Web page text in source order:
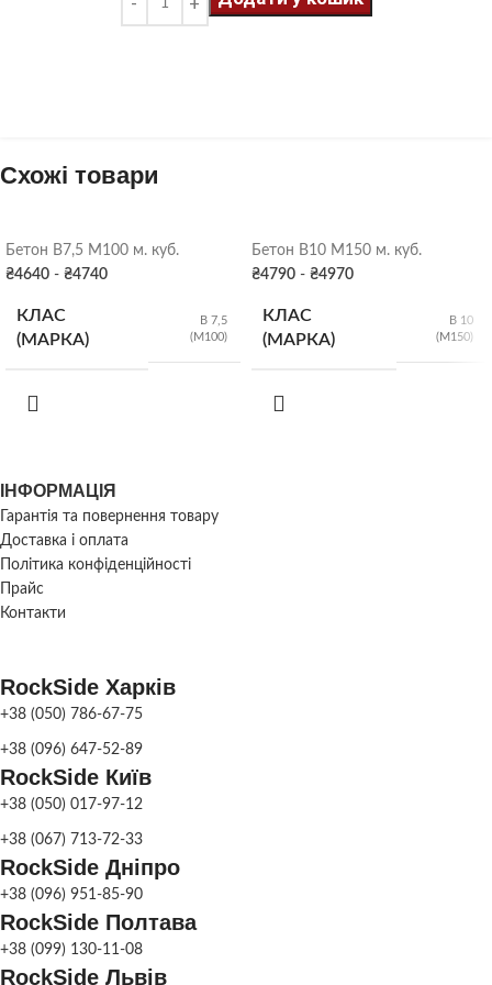
Схожі товари
Бетон B7,5 М100 м. куб.
₴4640 - ₴4740
КЛАС
(МАРКА)
B 7,5
(М100)
Бетон B10 М150 м. куб.
₴4790 - ₴4970
КЛАС
(МАРКА)
B 10
(М150)
ІНФОРМАЦІЯ
Гарантія та повернення товару
Доставка і оплата
Політика конфіденційності
Прайс
Контакти
RockSide Харків
+38 (050) 786-67-75
+38 (096) 647-52-89
RockSide Київ
+38 (050) 017-97-12
+38 (067) 713-72-33
RockSide Дніпро
+38 (096) 951-85-90
RockSide Полтава
+38 (099) 130-11-08
RockSide Львів